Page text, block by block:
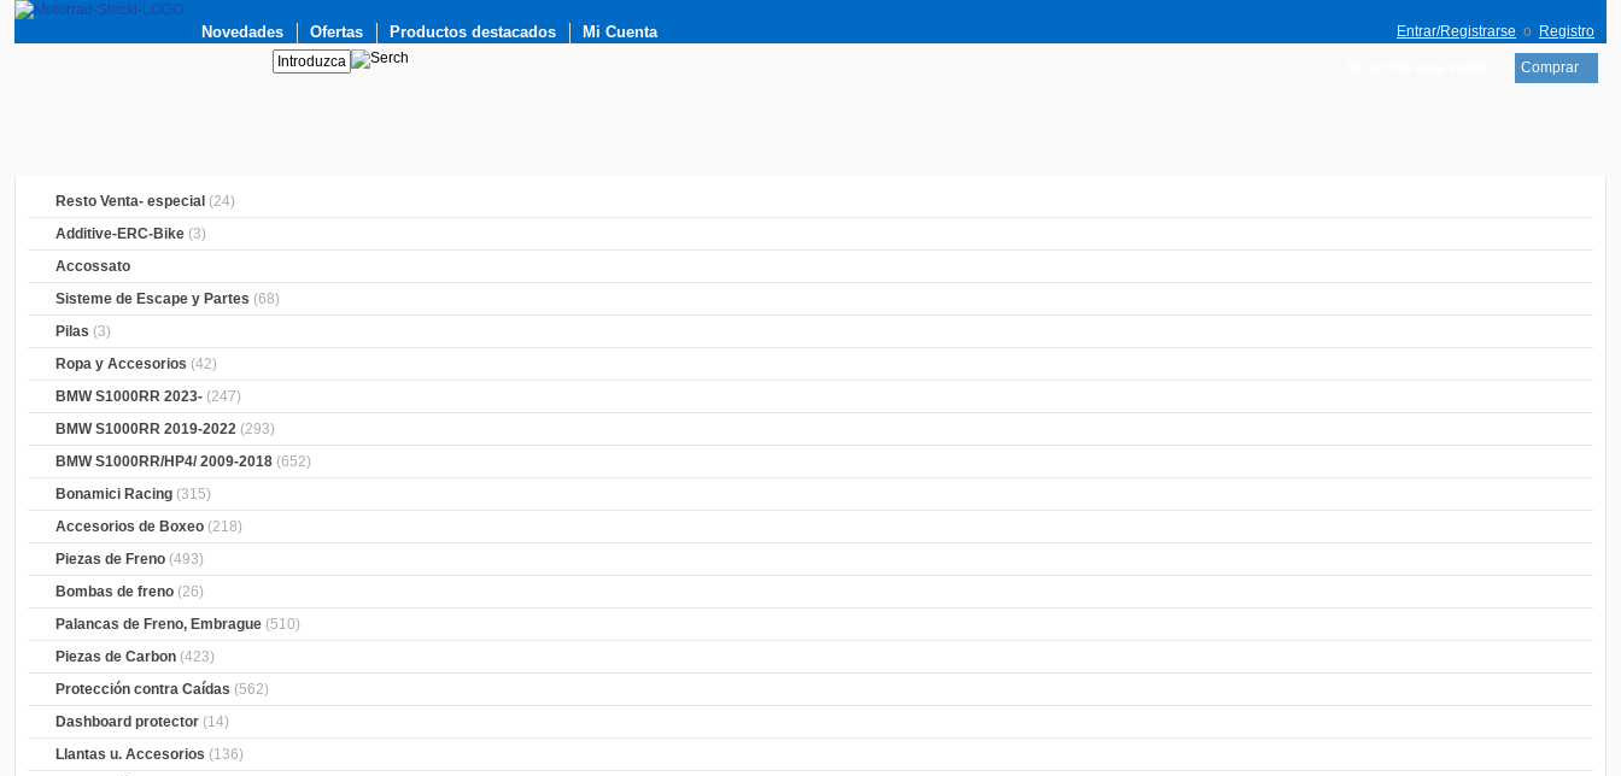
Novedades Ofertas Productos destacados Mi Cuenta Entrar/Registrarse o Registro
Comprar
Resto Venta- especial (24)
Additive-ERC-Bike (3)
Accossato
Sisteme de Escape y Partes (68)
Pilas (3)
Ropa y Accesorios (42)
BMW S1000RR 2023- (247)
BMW S1000RR 2019-2022 (293)
BMW S1000RR/HP4/ 2009-2018 (652)
Bonamici Racing (315)
Accesorios de Boxeo (218)
Piezas de Freno (493)
Bombas de freno (26)
Palancas de Freno, Embrague (510)
Piezas de Carbon (423)
Protección contra Caídas (562)
Dashboard protector (14)
Llantas u. Accesorios (136)